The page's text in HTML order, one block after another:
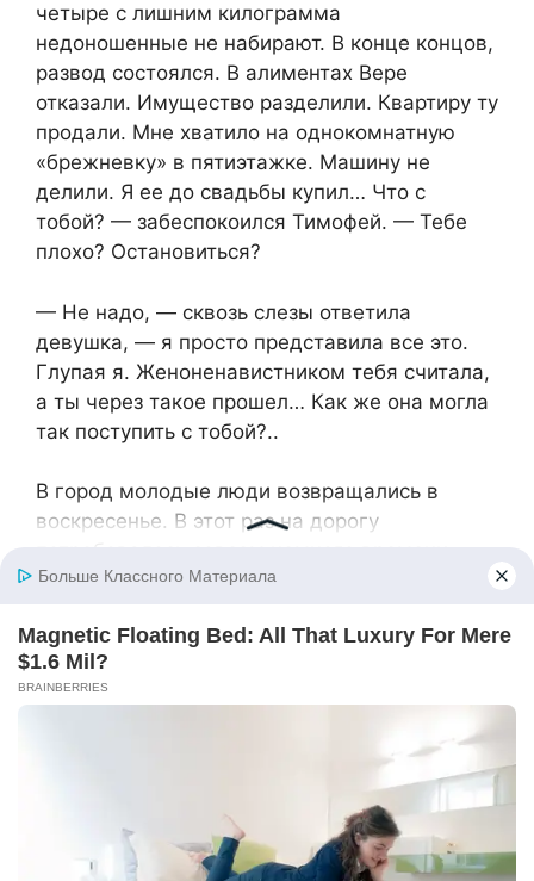
четыре с лишним килограмма
недоношенные не набирают. В конце концов,
развод состоялся. В алиментах Вере
отказали. Имущество разделили. Квартиру ту
продали. Мне хватило на однокомнатную
«брежневку» в пятиэтажке. Машину не
делили. Я ее до свадьбы купил… Что с
тобой? — забеспокоился Тимофей. — Тебе
плохо? Остановиться?
— Не надо, — сквозь слезы ответила
девушка, — я просто представила все это.
Глупая я. Женоненавистником тебя считала,
а ты через такое прошел… Как же она могла
так поступить с тобой?..
В город молодые люди возвращались в
воскресенье. В этот раз на дорогу
Река уже очистилась от льда. Между
— Тима, — смущенно улыбаясь обратилась к
молодому человеку девушка, когда машина,
сторону Гронска, — а ты знаешь, что отец и
братья приняли тебя за моего жениха?
— Догадался. Правда, не сразу… Ты знаешь,